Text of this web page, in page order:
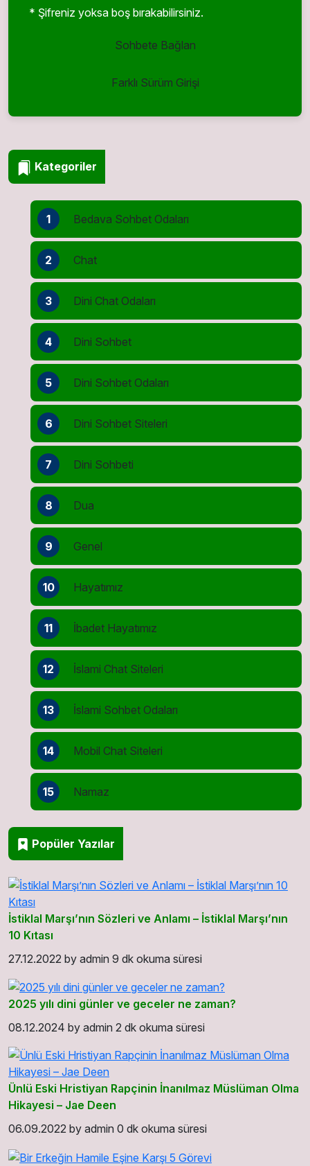
* Şifreniz yoksa boş bırakabilirsiniz.
Sohbete Bağlan
Farklı Sürüm Girişi
Kategoriler
1 Bedava Sohbet Odaları
2 Chat
3 Dini Chat Odaları
4 Dini Sohbet
5 Dini Sohbet Odaları
6 Dini Sohbet Siteleri
7 Dini Sohbeti
8 Dua
9 Genel
10 Hayatımız
11 İbadet Hayatımız
12 İslami Chat Siteleri
13 İslami Sohbet Odaları
14 Mobil Chat Siteleri
15 Namaz
Popüler Yazılar
İstiklal Marşı’nın Sözleri ve Anlamı – İstiklal Marşı’nın
10 Kıtası
27.12.2022 by admin 9 dk okuma süresi
2025 yılı dini günler ve geceler ne zaman?
08.12.2024 by admin 2 dk okuma süresi
Ünlü Eski Hristiyan Rapçinin İnanılmaz Müslüman Olma
Hikayesi – Jae Deen
06.09.2022 by admin 0 dk okuma süresi